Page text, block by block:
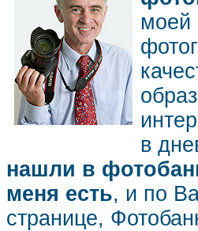
моей
в
нашли в
меня есть, и по
странице,